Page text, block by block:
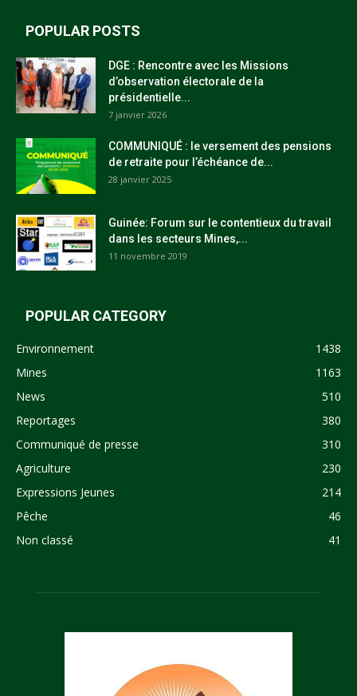
POPULAR POSTS
DGE : Rencontre avec les Missions
d’observation électorale de la
présidentielle...
7 janvier 2026
COMMUNIQUÉ : le versement des pensions
de retraite pour l’échéance de...
28 janvier 2025
Guinée: Forum sur le contentieux du travail
dans les secteurs Mines,...
11 novembre 2019
POPULAR CATEGORY
Environnement
1438
Mines
1163
News
510
Reportages
380
Communiqué de presse
310
Agriculture
230
Expressions Jeunes
214
Pêche
46
Non classé
41